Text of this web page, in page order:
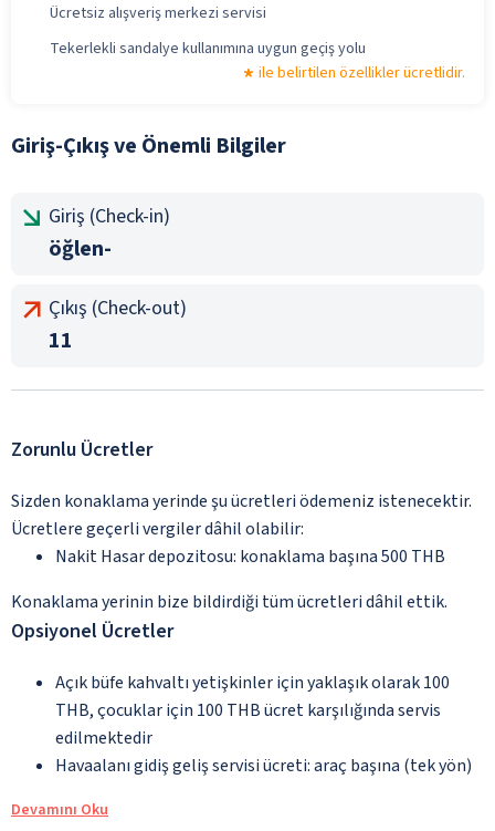
Ücretsiz alışveriş merkezi servisi
Tekerlekli sandalye kullanımına uygun geçiş yolu
ile belirtilen özellikler ücretlidir.
Giriş-Çıkış ve Önemli Bilgiler
Giriş (Check-in)
öğlen-
Çıkış (Check-out)
11
Zorunlu Ücretler
Sizden konaklama yerinde şu ücretleri ödemeniz istenecektir.
Ücretlere geçerli vergiler dâhil olabilir:
Nakit Hasar depozitosu: konaklama başına 500 THB
Konaklama yerinin bize bildirdiği tüm ücretleri dâhil ettik.
Opsiyonel Ücretler
Açık büfe kahvaltı yetişkinler için yaklaşık olarak 100
THB, çocuklar için 100 THB ücret karşılığında servis
edilmektedir
Havaalanı gidiş geliş servisi ücreti: araç başına (tek yön)
Devamını Oku